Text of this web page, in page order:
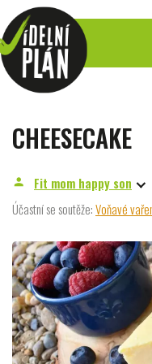
CHEESECAKE
person
Fit mom happy son
Účastní se soutěže:Voňavé